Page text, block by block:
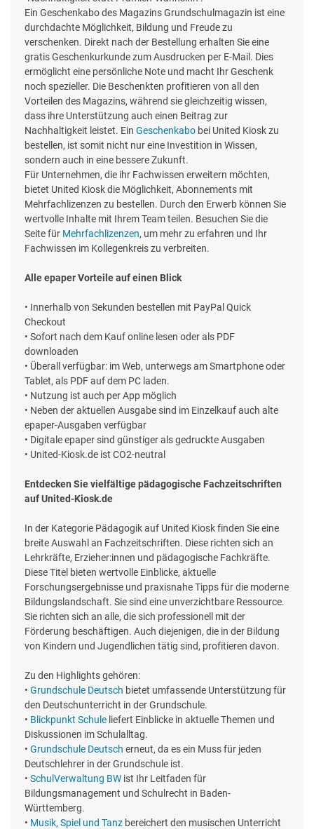
Ein Geschenkabo des Magazins Grundschulmagazin ist eine
durchdachte Möglichkeit, Bildung und Freude zu
verschenken. Direkt nach der Bestellung erhalten Sie eine
gratis Geschenkurkunde zum Ausdrucken per E-Mail. Dies
ermöglicht eine persönliche Note und macht Ihr Geschenk
noch spezieller. Die Beschenkten profitieren von all den
Vorteilen des Magazins, während sie gleichzeitig wissen,
dass ihre Unterstützung auch einen Beitrag zur
Nachhaltigkeit leistet. Ein Geschenkabo bei United Kiosk zu
bestellen, ist somit nicht nur eine Investition in Wissen,
sondern auch in eine bessere Zukunft.
Für Unternehmen, die ihr Fachwissen erweitern möchten,
bietet United Kiosk die Möglichkeit, Abonnements mit
Mehrfachlizenzen zu bestellen. Durch den Erwerb können Sie
wertvolle Inhalte mit Ihrem Team teilen. Besuchen Sie die
Seite für Mehrfachlizenzen, um mehr zu erfahren und Ihr
Fachwissen im Kollegenkreis zu verbreiten.
Alle epaper Vorteile auf einen Blick
• Innerhalb von Sekunden bestellen mit PayPal Quick
Checkout
• Sofort nach dem Kauf online lesen oder als PDF
downloaden
• Überall verfügbar: im Web, unterwegs am Smartphone oder
Tablet, als PDF auf dem PC laden.
• Nutzung ist auch per App möglich
• Neben der aktuellen Ausgabe sind im Einzelkauf auch alte
epaper-Ausgaben verfügbar
• Digitale epaper sind günstiger als gedruckte Ausgaben
• United-Kiosk.de ist CO2-neutral
Entdecken Sie vielfältige pädagogische Fachzeitschriften
auf United-Kiosk.de
In der Kategorie Pädagogik auf United Kiosk finden Sie eine
breite Auswahl an Fachzeitschriften. Diese richten sich an
Lehrkräfte, Erzieher:innen und pädagogische Fachkräfte.
Diese Titel bieten wertvolle Einblicke, aktuelle
Forschungsergebnisse und praxisnahe Tipps für die moderne
Bildungslandschaft. Sie sind eine unverzichtbare Ressource.
Sie richten sich an alle, die sich professionell mit der
Förderung beschäftigen. Auch diejenigen, die in der Bildung
von Kindern und Jugendlichen tätig sind, profitieren davon.
Zu den Highlights gehören:
• Grundschule Deutsch bietet umfassende Unterstützung für
den Deutschunterricht in der Grundschule.
• Blickpunkt Schule liefert Einblicke in aktuelle Themen und
Diskussionen im Schulalltag.
• Grundschule Deutsch erneut, da es ein Muss für jeden
Deutschlehrer in der Grundschule ist.
• SchulVerwaltung BW ist Ihr Leitfaden für
Bildungsmanagement und Schulrecht in Baden-
Württemberg.
• Musik, Spiel und Tanz bereichert den musischen Unterricht